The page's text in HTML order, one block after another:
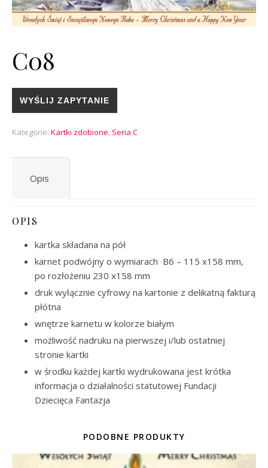
C08
WYŚLIJ ZAPYTANIE
Kategorie: Kartki zdobione, Seria C
Opis
OPIS
kartka składana na pół
karnet podwójny o wymiarach B6 – 115 x158 mm,
po rozłożeniu 230 x158 mm
druk wyłącznie cyfrowy na kartonie z delikatną fakturą
płótna
wnętrze karnetu w kolorze białym
możliwość nadruku na pierwszej i/lub ostatniej
stronie kartki
w środku każdej kartki wydrukowana jest krótka
informacja o działalności statutowej Fundacji
Dziecięca Fantazja
PODOBNE PRODUKTY